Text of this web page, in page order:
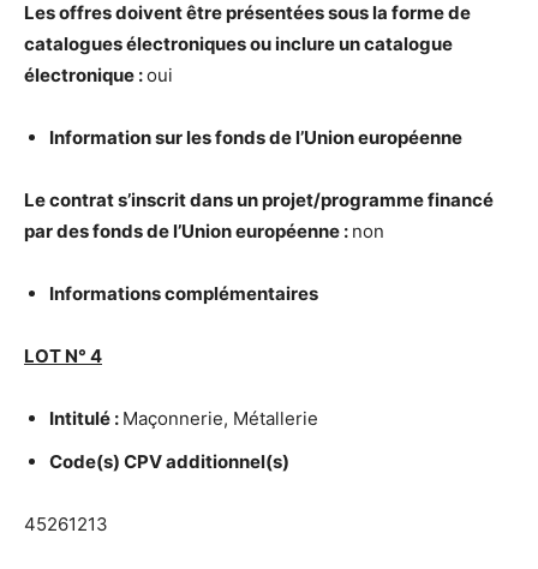
Les offres doiventêtre présentées sous la forme de
cataloguesélectroniques ou inclure un catalogue
électronique :oui
Information sur les fonds de l’Union européenne
Le contrat s’inscrit dans un projet/programme financé
par des fonds de l’Union européenne : non
Informations complémentaires
LOT N° 4
Intitulé : Maçonnerie, Métallerie
Code(s) CPV additionnel(s)
45261213